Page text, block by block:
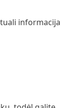
informacija